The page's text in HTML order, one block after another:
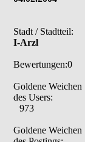
Stadt / Stadtteil:
I-Arzl
Bewertungen:0
Goldene Weichen
des Users:
973
Goldene Weichen